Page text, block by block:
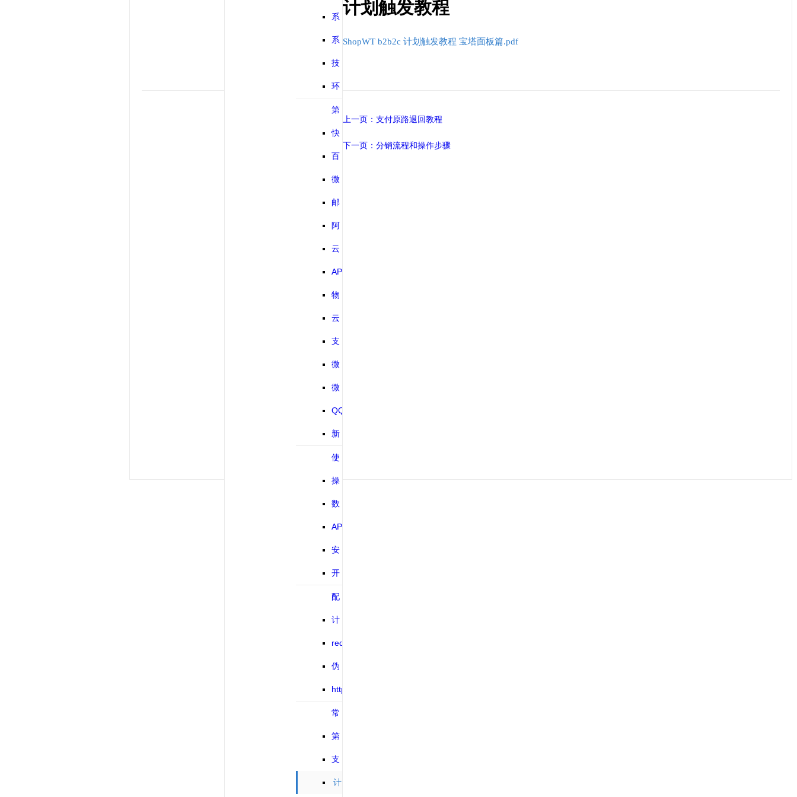
系
系
技
环
第
三方对接 快
递鸟物流教
百
度地图教程
微
信公众号通
知或分享教
邮
箱接入设置阿
里云通短信
云
短信网配置APP
封装打包教
物
流快递接口
对接教程
云
片短信教程
支
付宝支付教
微
信登录教程
微
信支付教程QQ
互联登录教
新
浪微博登录
使
操
数
据库字典 API
接口手册 安
开
配
计
划触发教程redis
缓存配置教
伪
静态配置教https
常
第
三方 集合 支
付原路退回计
计划触发教程
ShopWT b2b2c 计划触发教程 宝塔面板篇.pdf
上一页：支付原路退回教程
下一页：分销流程和操作步骤